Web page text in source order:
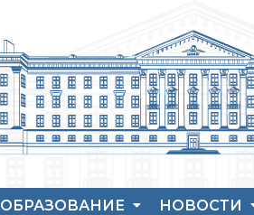
ОБРАЗОВАНИЕ НОВОСТИ